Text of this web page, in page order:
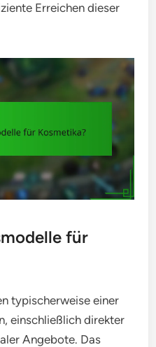
Erreichen dieser
für
typischerweise einer
einschließlich direkter
Angebote. Das